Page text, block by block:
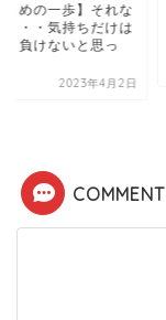
じめの一歩】それな
・・・気持ちだけは
も負けないと思っ
2023年4月2日
COMMENT